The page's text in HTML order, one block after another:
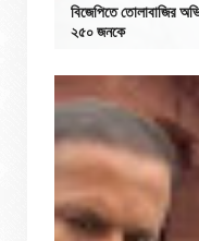
বিজেপিতে তোলাবাজির
২৫০ জনকে